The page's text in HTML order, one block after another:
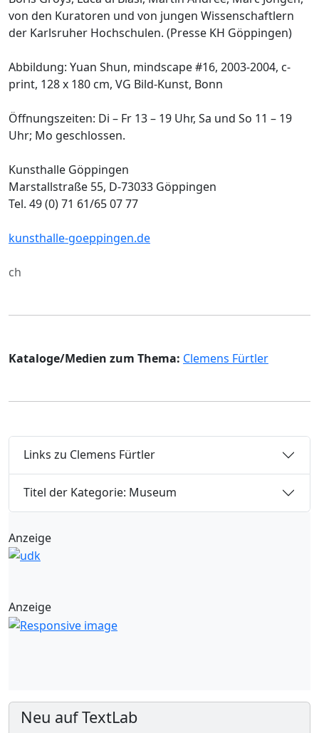
von den Kuratoren und von jungen Wissenschaftlern
der Karlsruher Hochschulen. (Presse KH Göppingen)
Abbildung: Yuan Shun, mindscape #16, 2003-2004, c-
print, 128 x 180 cm, VG Bild-Kunst, Bonn
Öffnungszeiten: Di – Fr 13 – 19 Uhr, Sa und So 11 – 19
Uhr; Mo geschlossen.
Kunsthalle Göppingen
Marstallstraße 55, D-73033 Göppingen
Tel. 49 (0) 71 61/65 07 77
kunsthalle-goeppingen.de
ch
Kataloge/Medien zum Thema: Clemens Fürtler
Links zu Clemens Fürtler
Titel der Kategorie: Museum
Anzeige
Anzeige
Neu auf TextLab